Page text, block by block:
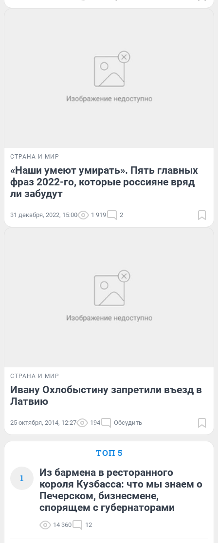
СТРАНА И МИР
«Наши умеют умирать». Пять главных
фраз 2022-го, которые россияне вряд
ли забудут
31 декабря, 2022, 15:00 1 919 2
СТРАНА И МИР
Ивану Охлобыстину запретили въезд в
Латвию
25 октября, 2014, 12:27 194 Обсудить
ТОП 5
1
Из бармена в ресторанного
короля Кузбасса: что мы знаем о
Печерском, бизнесмене,
спорящем с губернаторами
14 360 12